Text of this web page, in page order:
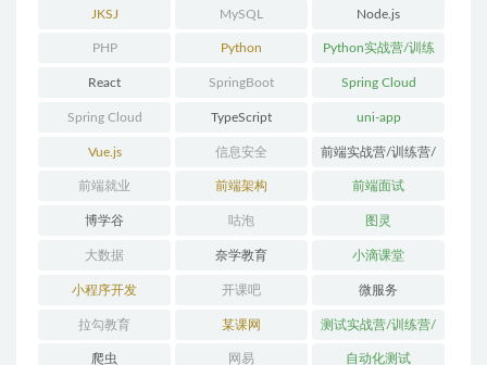
体系课
JKSJ MySQL Node.js
PHP Python Python实战营/训练
营/体系课
React SpringBoot Spring Cloud
Spring Cloud
Alibaba
TypeScript uni-app
Vue.js 信息安全 前端实战营/训练营/
体系课
前端就业 前端架构 前端面试
博学谷 咕泡 图灵
大数据 奈学教育 小滴课堂
小程序开发 开课吧 微服务
拉勾教育 某课网 测试实战营/训练营/
体系课
爬虫 网易 自动化测试